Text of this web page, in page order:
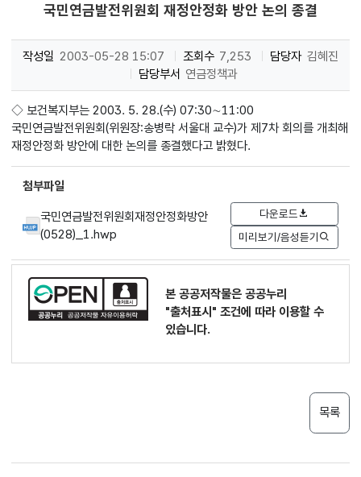
국민연금발전위원회 재정안정화 방안 논의 종결
작성일 2003-05-28 15:07 조회수 7,253 담당자 김혜진
담당부서 연금정책과
◇ 보건복지부는 2003. 5. 28.(수) 07:30∼11:00
국민연금발전위원회(위원장:송병락 서울대 교수)가 제7차 회의를 개최해
재정안정화 방안에 대한 논의를 종결했다고 밝혔다.
첨부파일
국민연금발전위원회재정안정화방안
(0528)_1.hwp
다운로드
미리보기/음성듣기
본 공공저작물은 공공누리
"출처표시" 조건에 따라 이용할 수
있습니다.
목록